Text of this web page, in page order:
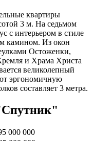
квартиры
3 м. На седьмом
с интерьером в стиле
камином. Из окон
Остоженки,
и Храма Христа
великолепный
эргономичную
составляет 3 метра.
000 000